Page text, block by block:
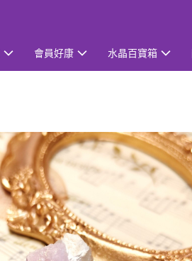
會員好康 水晶百寶箱